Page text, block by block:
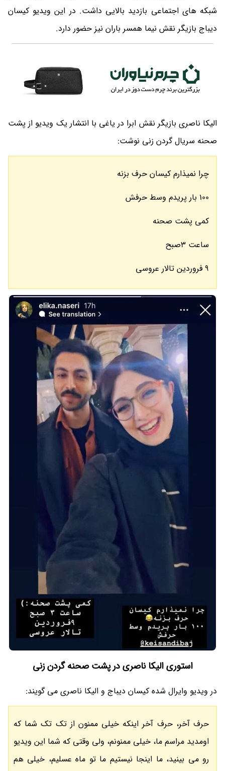
شبکه های اجتماعی بازدید بالایی داشت. در این ویدیو کیسان
دیباج بازیگر نقش نیما همسر باران نیز حضور دارد.
الیکا ناصری بازیگر نقش ابرا در یاغی با انتشار یک ویدیو از پشت
صحنه سریال گردن زنی نوشت:
چرا نمیذارم کیسان حرف بزنه
100 بار پریدم وسط حرفش
کمی پشت صحنه
ساعت 3صبح
9 فروردین تالار عروسی
استوری الیکا ناصری در پشت صحنه گردن زنی
در ویدیو وایرال شده کیسان دیباج و الیکا ناصری می گویند:
حرف آخر، حرف آخر اینکه خیلی ممنون از تک تک شما که
اومدید مراسم ما، خیلی ممنونم، ولی وقتی که شما این ویدیو
رو می بینید، ما اینجا نیستیم ما تو ماه عسلیم، خیلی هم